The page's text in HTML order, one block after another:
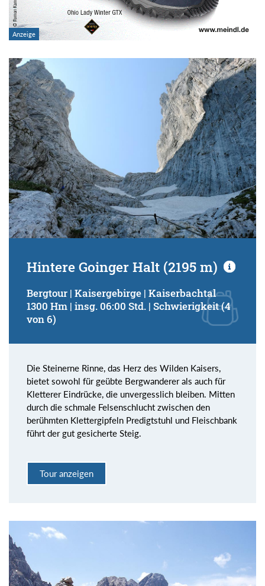
Hintere Goinger Halt (2195 m)
Bergtour | Kaisergebirge | Kaiserbachtal
1300 Hm | insg. 06:00 Std. | Schwierigkeit (4
von 6)
Die Steinerne Rinne, das Herz des Wilden Kaisers,
bietet sowohl für geübte Bergwanderer als auch für
Kletterer Eindrücke, die unvergesslich bleiben. Mitten
durch die schmale Felsenschlucht zwischen den
berühmten Klettergipfeln Predigtstuhl und Fleischbank
führt der gut gesicherte Steig.
Tour anzeigen